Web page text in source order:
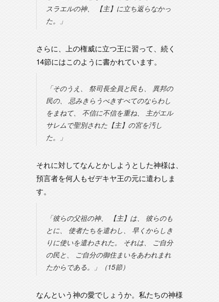
スラエルの神、 【主】に立ち返らなかっ
た。」
さらに、上の権威に立つ王に習って、続く
14節にはこのように書かれています。
「そのうえ、 祭司長全員と民も、 異邦の
民の、 忌みきらうべきすべてのならわし
をまねて、 不信に不信を重ね、 主がエル
サレムで聖別された【主】の宮を汚し
た。」
それに対してなんとかしようとした神様は、
預言者を何人もゼデキヤ王の元に遣わしま
す。
「彼らの父祖の神、 【主】は、 彼らのも
とに、 使者たちを遣わし、 早くからしき
りに使いを遣わされた。 それは、 ご自分
の民と、 ご自分の御住まいをあわれまれ
たからである。」（15節）
なんという神の愛でしょうか。私たちの神様